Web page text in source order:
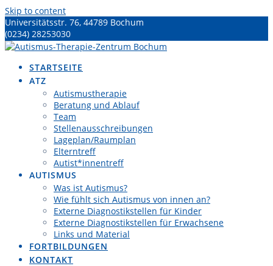
Skip to content
Universitätsstr. 76, 44789 Bochum
(0234) 28253030
atz@fundk-bochum.de
STARTSEITE
ATZ
Autismustherapie
Beratung und Ablauf
Team
Stellenausschreibungen
Lageplan/Raumplan
Elterntreff
Autist*innentreff
AUTISMUS
Was ist Autismus?
Wie fühlt sich Autismus von innen an?
Externe Diagnostikstellen für Kinder
Externe Diagnostikstellen für Erwachsene
Links und Material
FORTBILDUNGEN
KONTAKT